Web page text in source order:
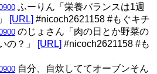
ふーりん「栄養バランスは1週
[URL] #nicoch2621158 #もぐキチ
のじょさん「肉の日とか野菜の
の？」
[URL] #nicoch2621158 #も
自分、自炊しててオーブンそん